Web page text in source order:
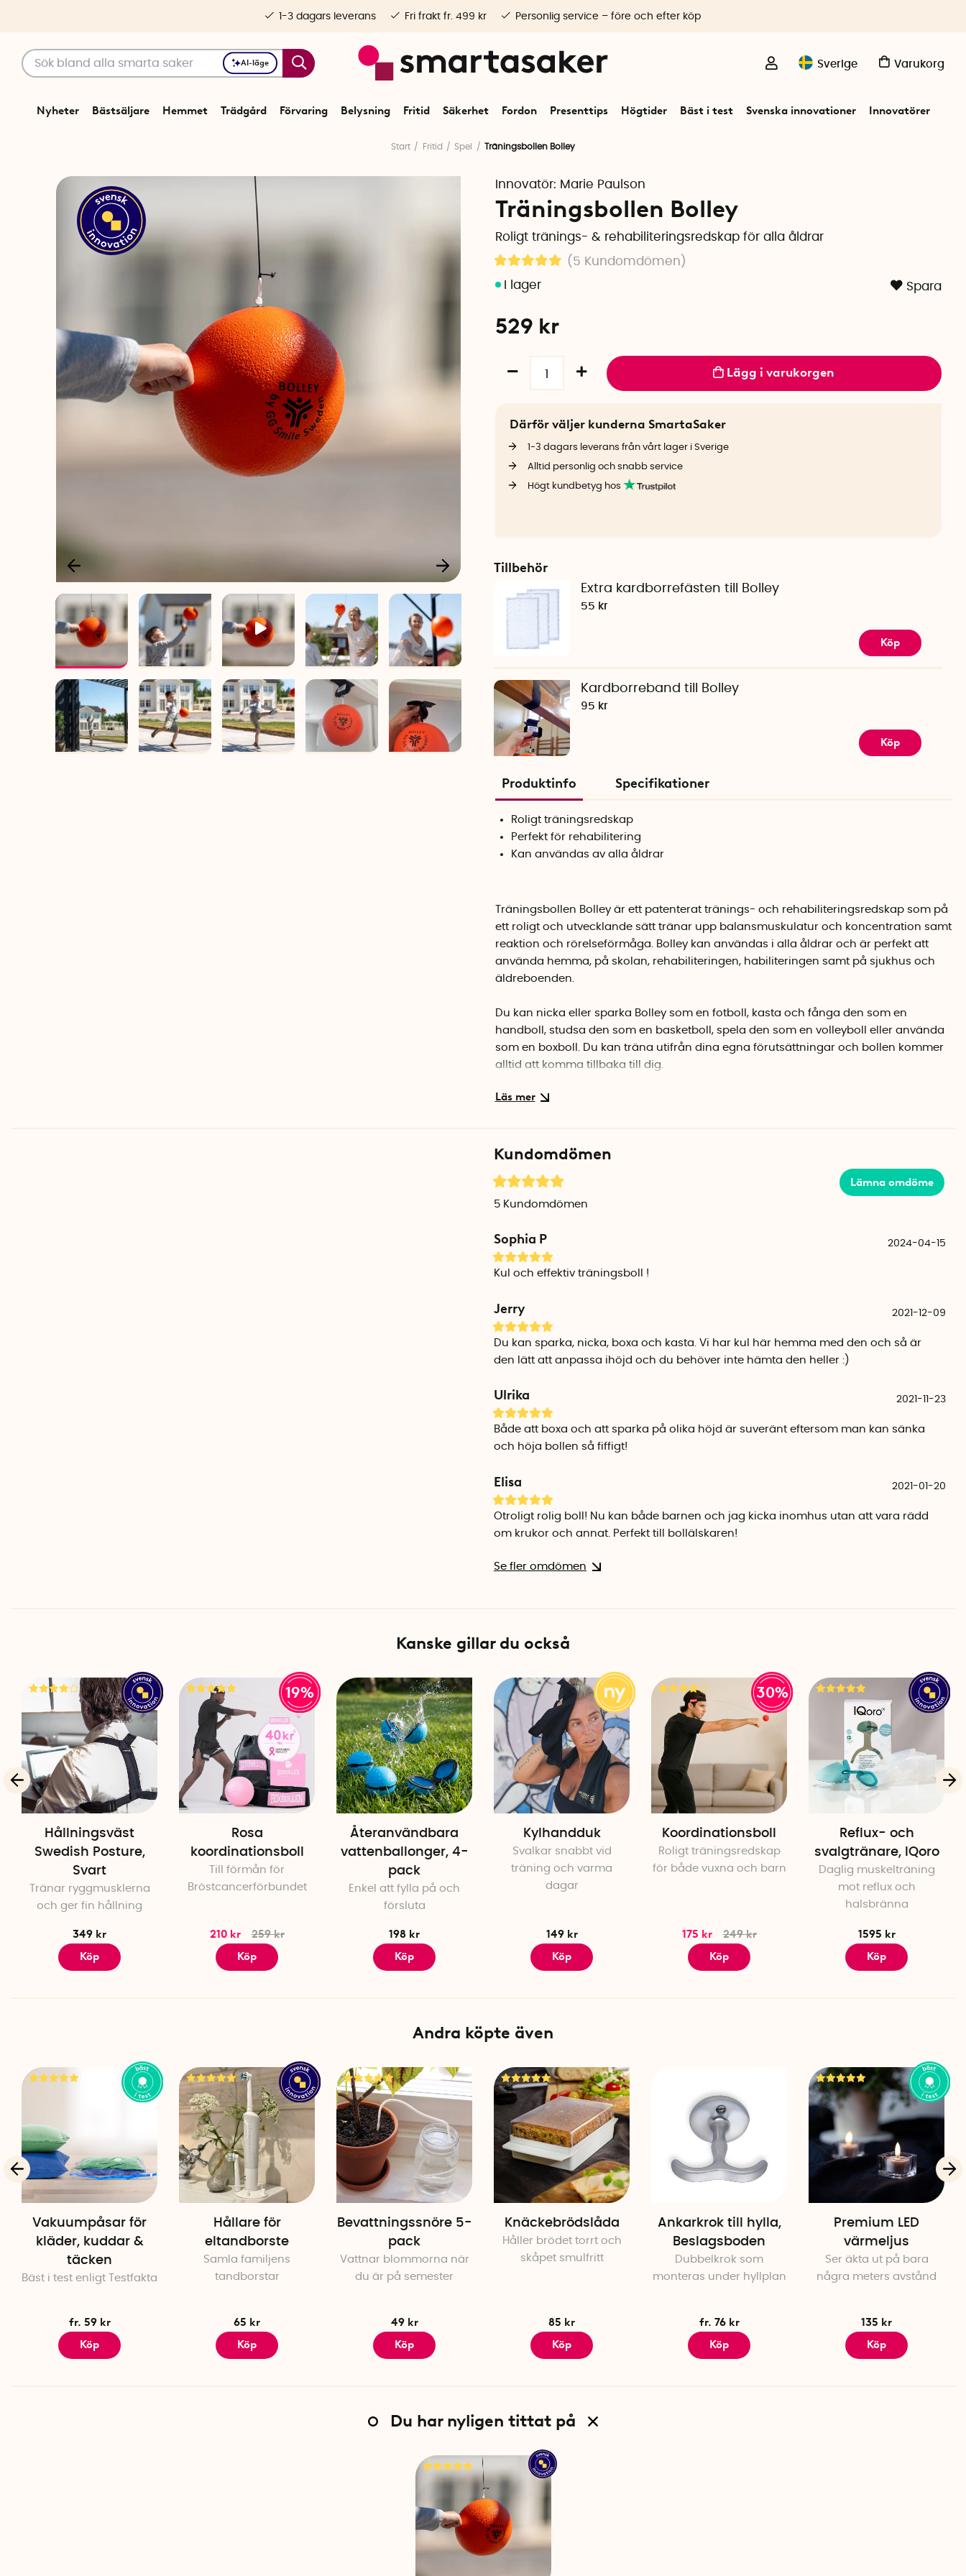
AI-läge Sverige Varukorg
Nyheter Bästsäljare Hemmet Trädgård Förvaring Belysning Fritid Säkerhet Fordon Presenttips Högtider Bäst i test Svenska innovationer Innovatörer
1-3 dagars leverans Fri frakt fr. 499 kr Personlig service – före och efter köp
Start Fritid Spel Träningsbollen Bolley
Innovatör: Marie Paulson
Träningsbollen Bolley
Roligt tränings- & rehabiliteringsredskap för alla åldrar
(5 Kundomdömen )
Spara
529 kr
Lägg i varukorgen
Därför väljer kunderna SmartaSaker
1-3 dagars leverans från vårt lager i Sverige
Alltid personlig och snabb service
Högt kundbetyg hos
Tillbehör
Extra kardborrefästen till Bolley
55 kr
Köp
Kardborreband till Bolley
95 kr
Köp
Produktinfo Specifikationer
Roligt träningsredskap
Perfekt för rehabilitering
Kan användas av alla åldrar
Träningsbollen Bolley är ett patenterat tränings- och rehabiliteringsredskap som på
ett roligt och utvecklande sätt tränar upp balansmuskulatur och koncentration samt
reaktion och rörelseförmåga. Bolley kan användas i alla åldrar och är perfekt att
använda hemma, på skolan, rehabiliteringen, habiliteringen samt på sjukhus och
äldreboenden.
Du kan nicka eller sparka Bolley som en fotboll, kasta och fånga den som en
handboll, studsa den som en basketboll, spela den som en volleyboll eller använda
som en boxboll. Du kan träna utifrån dina egna förutsättningar och bollen kommer
alltid att komma tillbaka till dig.
Fäst ett av de två kardborrefästena taket eller en dörrkarm. ”Gnugga” sedan fast
Linans längd är enkel att justera och du kan träna stående, sittande eller liggande.
Den mjuka skumbollen gör inte ont att få på sig och Bolley är dessutom lika rolig att
använda själv som att använda tillsammans med någon annan.
Mått kardborrefäste (2 st): 8 cm x 5 cm
Diameter skumboll: 16 cm
Den elastiska linan är ca 220 cm lång
Träningsbollen Bolley är patenterad och tillverkas i Sverige.
Kundomdömen
Lämna omdöme
5 Kundomdömen
Sophia P 2024-04-15
Kul och effektiv träningsboll !
Jerry 2021-12-09
Du kan sparka, nicka, boxa och kasta. Vi har kul här hemma med den och så är
den lätt att anpassa ihöjd och du behöver inte hämta den heller :)
Ulrika 2021-11-23
Både att boxa och att sparka på olika höjd är suveränt eftersom man kan sänka
och höja bollen så fiffigt!
Elisa 2021-01-20
Otroligt rolig boll! Nu kan både barnen och jag kicka inomhus utan att vara rädd
om krukor och annat. Perfekt till bollälskaren!
Se fler omdömen
Kanske gillar du också
Hållningsväst
Swedish Posture,
Svart
Tränar ryggmusklerna
och ger fin hållning
349 kr
Köp
19%
Rosa
koordinationsboll
Till förmån för
Bröstcancerförbundet
210 kr
259 kr
Köp
Återanvändbara
vattenballonger, 4-
pack
Enkel att fylla på och
försluta
198 kr
Köp
Kylhandduk
Svalkar snabbt vid
träning och varma
dagar
149 kr
Köp
30%
Koordinationsboll
Roligt träningsredskap
för både vuxna och barn
175 kr
249 kr
Köp
Reflux- och
svalgtränare, IQoro
Daglig muskelträning
mot reflux och
halsbränna
1595 kr
Köp
Andra köpte även
Vakuumpåsar för
kläder, kuddar &
täcken
Bäst i test enligt Testfakta
fr. 59 kr
Köp
Hållare för
eltandborste
Samla familjens
tandborstar
65 kr
Köp
Bevattningssnöre 5-
pack
Vattnar blommorna när
du är på semester
49 kr
Köp
Knäckebrödslåda
Håller brödet torrt och
skåpet smulfritt
85 kr
Köp
Ankarkrok till hylla,
Beslagsboden
Dubbelkrok som
monteras under hyllplan
fr. 76 kr
Köp
Premium LED
värmeljus
Ser äkta ut på bara
några meters avstånd
135 kr
Köp
Du har nyligen tittat på